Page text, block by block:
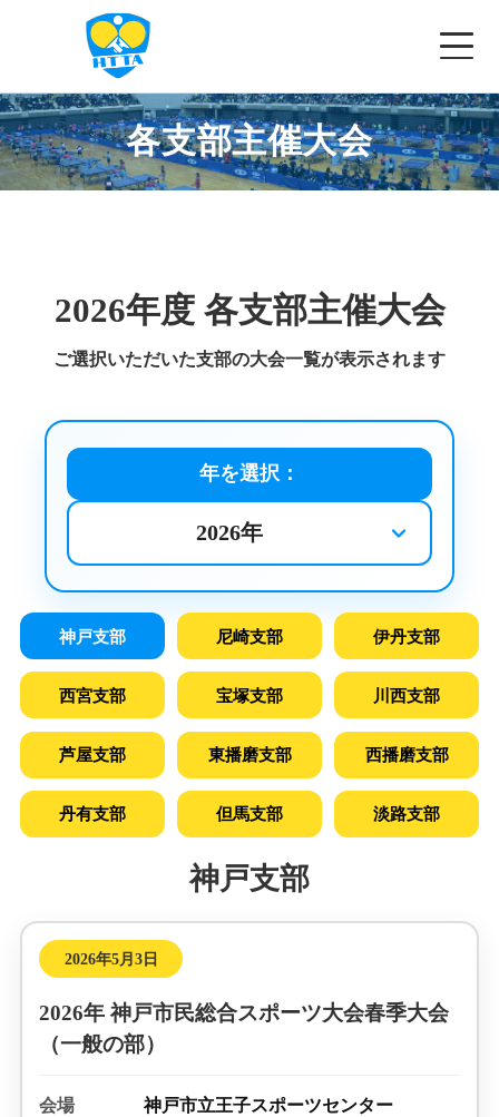
兵庫県卓球協会 ✕
講習会等
記録案内
リンク
お問合せ
各支部主催大会
2026年度 各支部主催大会
ご選択いただいた支部の大会一覧が表示されます
年を選択：
神戸支部 尼崎支部 伊丹支部
西宮支部 宝塚支部 川西支部
芦屋支部 東播磨支部 西播磨支部
丹有支部 但馬支部 淡路支部
神戸支部
2026年5月3日
2026年 神戸市民総合スポーツ大会春季大会
（一般の部）
会場
神戸市立王子スポーツセンター